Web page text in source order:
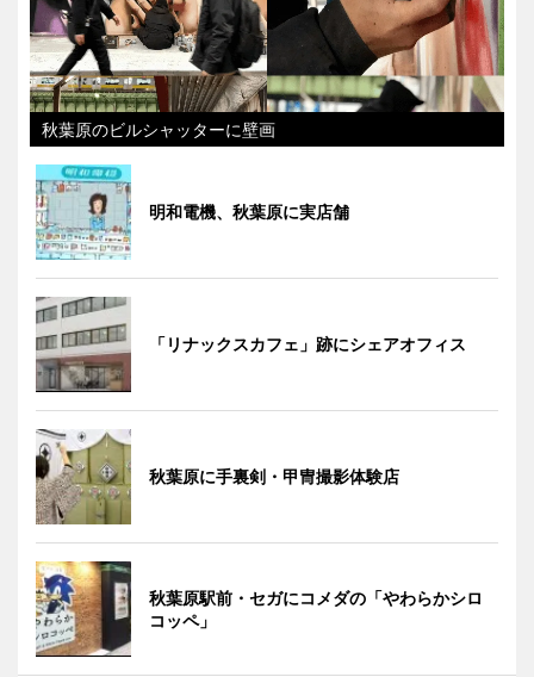
秋葉原のビルシャッターに壁画
明和電機、秋葉原に実店舗
「リナックスカフェ」跡にシェアオフィス
秋葉原に手裏剣・甲冑撮影体験店
秋葉原駅前・セガにコメダの「やわらかシロ
コッペ」